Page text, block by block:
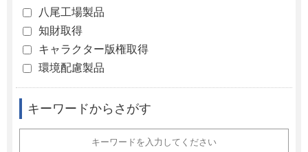
八尾工場製品
知財取得
キャラクター版権取得
環境配慮製品
キーワードからさがす